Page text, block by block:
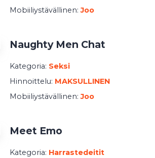
Mobiiliystävällinen:Joo
Naughty Men Chat
Kategoria: Seksi
Hinnoittelu: MAKSULLINEN
Mobiiliystävällinen:Joo
Meet Emo
Kategoria: Harrastedeitit